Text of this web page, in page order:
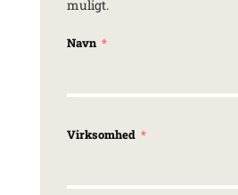
muligt.
Navn
Virksomhed